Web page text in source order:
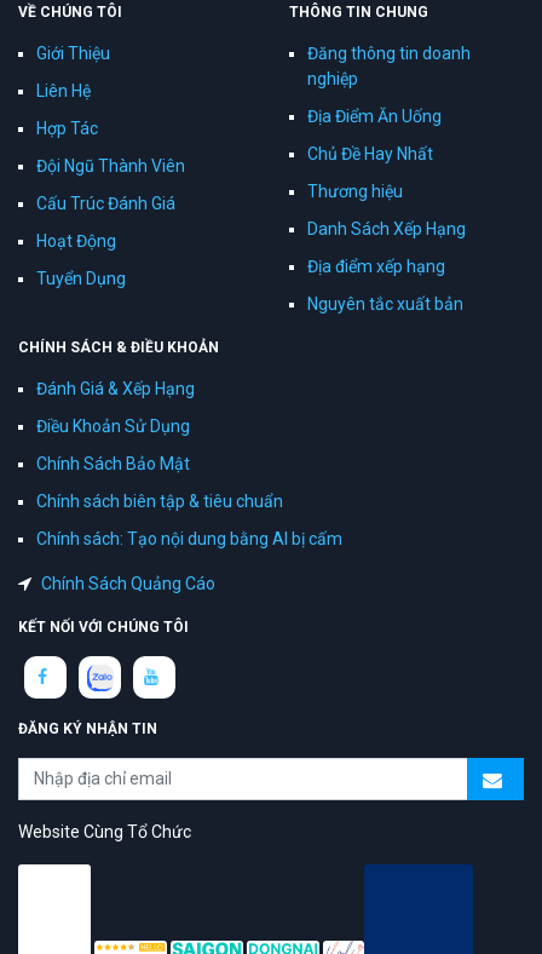
VỀ CHÚNG TÔI
Giới Thiệu
Liên Hệ
Hợp Tác
Đội Ngũ Thành Viên
Cấu Trúc Đánh Giá
Hoạt Động
Tuyển Dụng
THÔNG TIN CHUNG
Đăng thông tin doanh
nghiệp
Địa Điểm Ăn Uống
Chủ Đề Hay Nhất
Thương hiệu
Danh Sách Xếp Hạng
Địa điểm xếp hạng
Nguyên tắc xuất bản
CHÍNH SÁCH & ĐIỀU KHOẢN
Đánh Giá & Xếp Hạng
Điều Khoản Sử Dụng
Chính Sách Bảo Mật
Chính sách biên tập & tiêu chuẩn
Chính sách: Tạo nội dung bằng AI bị cấm
Chính Sách Quảng Cáo
KẾT NỐI VỚI CHÚNG TÔI
ĐĂNG KÝ NHẬN TIN
Website Cùng Tổ Chức
topAZ Review vinh dự được người dùng bình chọn là nền tảng có